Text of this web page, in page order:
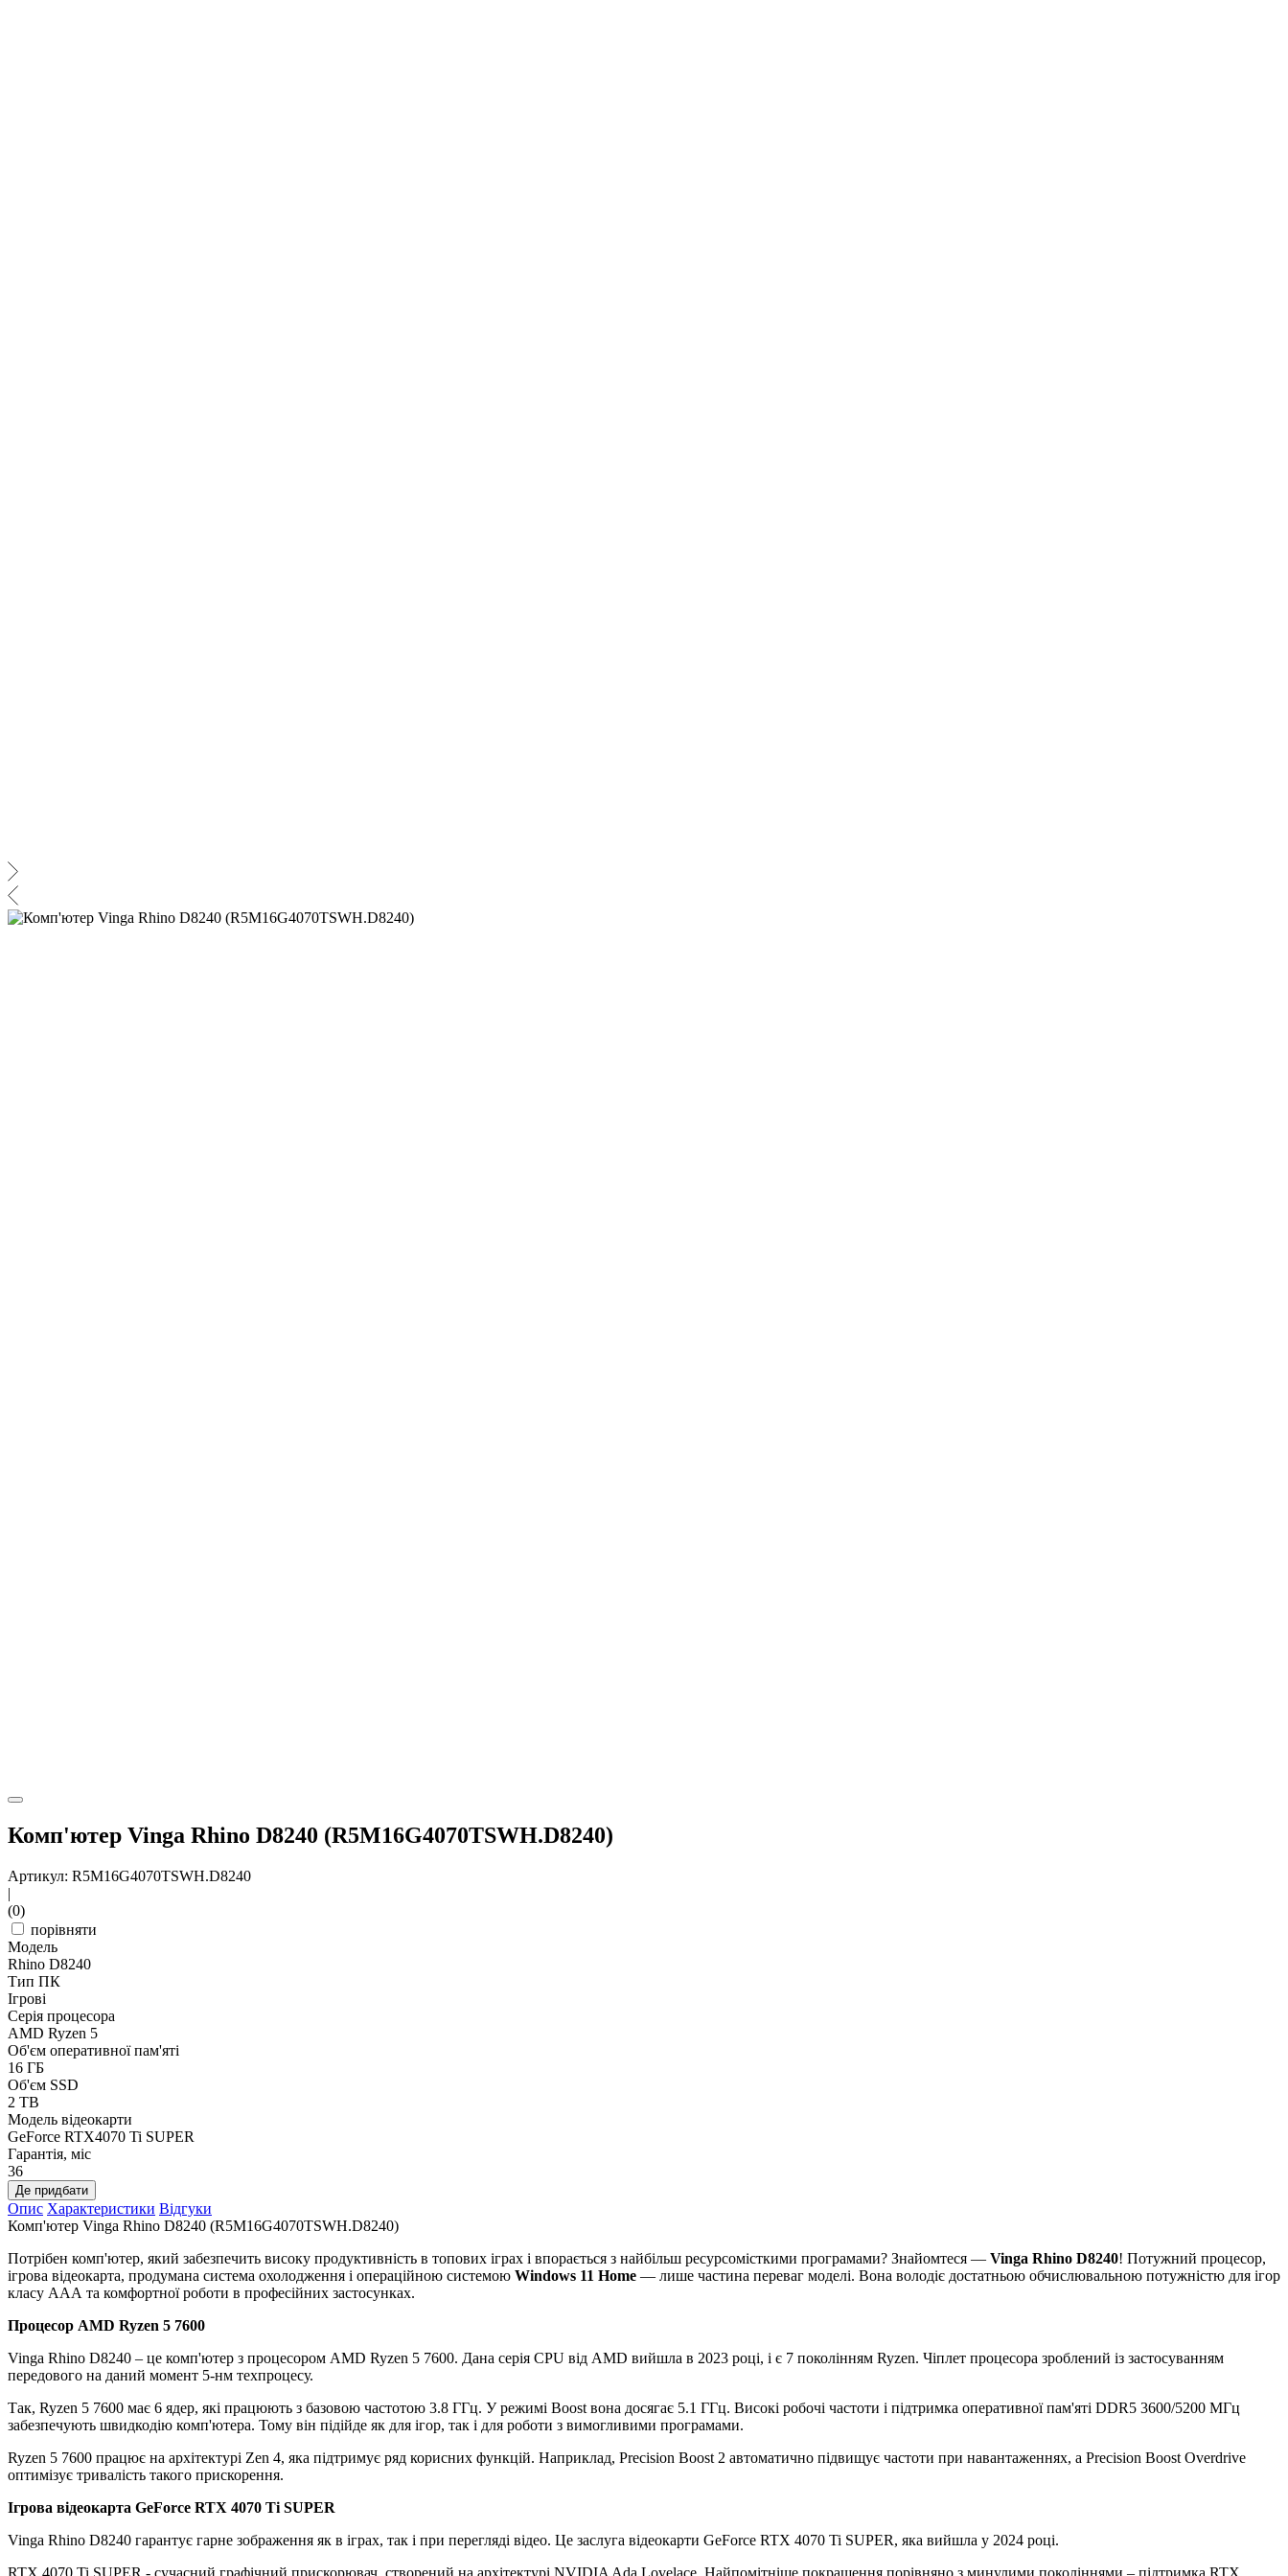
Комп'ютер Vinga Rhino D8240 (R5M16G4070TSWH.D8240)
Артикул: R5M16G4070TSWH.D8240
|
(0)
порівняти
Модель
Rhino D8240
Тип ПК
Ігрові
Серія процесора
AMD Ryzen 5
Об'єм оперативної пам'яті
16 ГБ
Об'єм SSD
2 TB
Модель відеокарти
GeForce RTX4070 Ti SUPER
Гарантія, міс
36
Де придбати
Опис Характеристики Відгуки
Комп'ютер Vinga Rhino D8240 (R5M16G4070TSWH.D8240)
Потрібен комп'ютер, який забезпечить високу продуктивність в топових іграх і впорається з найбільш ресурсомісткими програмами? Знайомтеся — Vinga Rhino D8240! Потужний процесор,
ігрова відеокарта, продумана система охолодження і операційною системою Windows 11 Home — лише частина переваг моделі. Вона володіє достатньою обчислювальною потужністю для ігор
класу ААА та комфортної роботи в професійних застосунках.
Процесор AMD Ryzen 5 7600
Vinga Rhino D8240 – це комп'ютер з процесором AMD Ryzen 5 7600. Дана серія CPU від AMD вийшла в 2023 році, і є 7 поколінням Ryzen. Чіплет процесора зроблений із застосуванням
передового на даний момент 5-нм техпроцесу.
Так, Ryzen 5 7600 має 6 ядер, які працюють з базовою частотою 3.8 ГГц. У режимі Boost вона досягає 5.1 ГГц. Високі робочі частоти і підтримка оперативної пам'яті DDR5 3600/5200 МГц
забезпечують швидкодію комп'ютера. Тому він підійде як для ігор, так і для роботи з вимогливими програмами.
Ryzen 5 7600 працює на архітектурі Zen 4, яка підтримує ряд корисних функцій. Наприклад, Precision Boost 2 автоматично підвищує частоти при навантаженнях, а Precision Boost Overdrive
оптимізує тривалість такого прискорення.
Ігрова відеокарта GeForce RTX 4070 Ti SUPER
Vinga Rhino D8240 гарантує гарне зображення як в іграх, так і при перегляді відео. Це заслуга відеокарти GeForce RTX 4070 Ti SUPER, яка вийшла у 2024 році.
RTX 4070 Ti SUPER - сучасний графічний прискорювач, створений на архітектурі NVIDIA Ada Lovelace. Найпомітніше покращення порівняно з минулими поколіннями – підтримка RTX.